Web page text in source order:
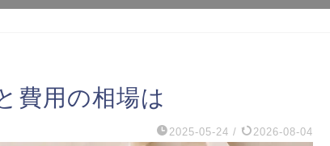
費用の相場は
2025-05-24 / 2026-08-04